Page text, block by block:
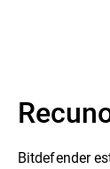
Bitdefender